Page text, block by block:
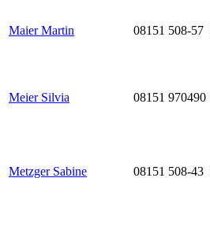
Maier Martin 08151 508-57
Meier Silvia 08151 970490
Metzger Sabine 08151 508-43